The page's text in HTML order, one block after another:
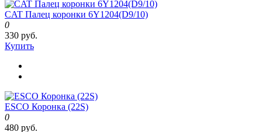
CAT Палец коронки 6Y1204(D9/10)
0
330 руб.
Купить
ESCO Коронка (22S)
0
480 руб.